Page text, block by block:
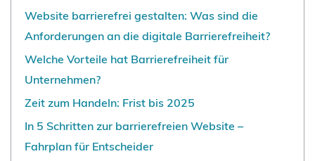
Website barrierefrei gestalten: Was sind die
Anforderungen an die digitale Barrierefreiheit?
Welche Vorteile hat Barrierefreiheit für
Unternehmen?
Zeit zum Handeln: Frist bis 2025
In 5 Schritten zur barrierefreien Website –
Fahrplan für Entscheider